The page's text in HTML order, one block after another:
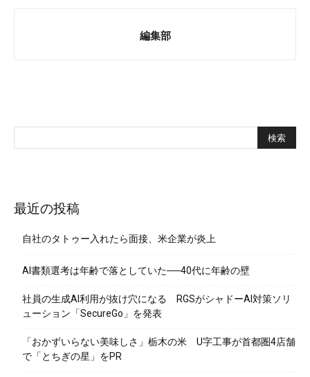
編集部
最近の投稿
自社のタトゥー入れたら面接、米企業が炎上
AI書類選考は年齢で落としていた──40代に年齢の壁
社員の生成AI利用が抜け穴になる RGSがシャドーAI対策ソリ
ューション「SecureGo」を発表
「おかずいらない美味しさ」栃木の米 U字工事が首都圏4店舗
で「とちぎの星」をPR